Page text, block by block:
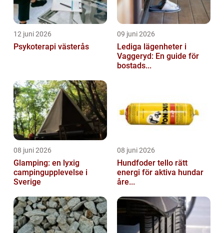
12 juni 2026
Psykoterapi västerås
09 juni 2026
Lediga lägenheter i
Vaggeryd: En guide för
bostads...
08 juni 2026
Glamping: en lyxig
campingupplevelse i
Sverige
08 juni 2026
Hundfoder tello rätt
energi för aktiva hundar
åre...